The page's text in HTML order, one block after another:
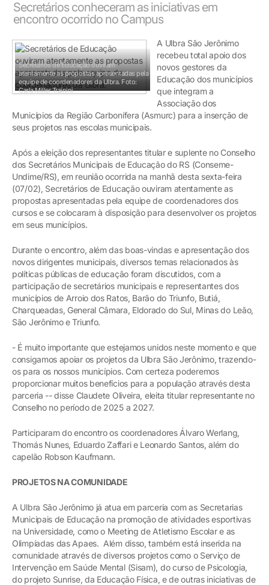
Secretários conheceram as iniciativas em
encontro ocorrido no Campus
Secretários de Educação ouviram
atentamente as propostas apresentadas pela
equipe de coordenadores da Ulbra. Foto:
Carla Miller Trainini
A Ulbra São Jerônimo
recebeu total apoio dos
novos gestores da
Educação dos municípios
que integram a
Associação dos
Municípios da Região Carbonífera (Asmurc) para a inserção de
seus projetos nas escolas municipais.
Após a eleição dos representantes titular e suplente no Conselho
dos Secretários Municipais de Educação do RS (Conseme-
Undime/RS), em reunião ocorrida na manhã desta sexta-feira
(07/02), Secretários de Educação ouviram atentamente as
propostas apresentadas pela equipe de coordenadores dos
cursos e se colocaram à disposição para desenvolver os projetos
em seus municípios.
Durante o encontro, além das boas-vindas e apresentação dos
novos dirigentes municipais, diversos temas relacionados às
políticas públicas de educação foram discutidos, com a
participação de secretários municipais e representantes dos
municípios de Arroio dos Ratos, Barão do Triunfo, Butiá,
Charqueadas, General Câmara, Eldorado do Sul, Minas do Leão,
São Jerônimo e Triunfo.
- É muito importante que estejamos unidos neste momento e que
consigamos apoiar os projetos da Ulbra São Jerônimo, trazendo-
os para os nossos municípios. Com certeza poderemos
proporcionar muitos benefícios para a população através desta
parceria -- disse Claudete Oliveira, eleita titular representante no
Conselho no período de 2025 a 2027.
Participaram do encontro os coordenadores Álvaro Werlang,
Thomás Nunes, Eduardo Zaffari e Leonardo Santos, além do
capelão Robson Kaufmann.
PROJETOS NA COMUNIDADE
A Ulbra São Jerônimo já atua em parceria com as Secretarias
Municipais de Educação na promoção de atividades esportivas
na Universidade, como o Meeting de Atletismo Escolar e as
Olimpíadas das Apaes. Além disso, também está inserida na
comunidade através de diversos projetos como o Serviço de
Intervenção em Saúde Mental (Sisam), do curso de Psicologia,
do projeto Sunrise, da Educação Física, e de outras iniciativas de